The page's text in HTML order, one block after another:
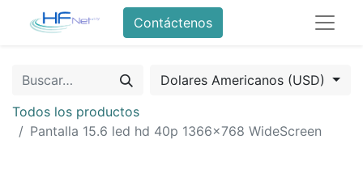
Contáctenos
Dolares Americanos (USD)
Todos los productos
Pantalla 15.6 led hd 40p 1366x768 WideScreen